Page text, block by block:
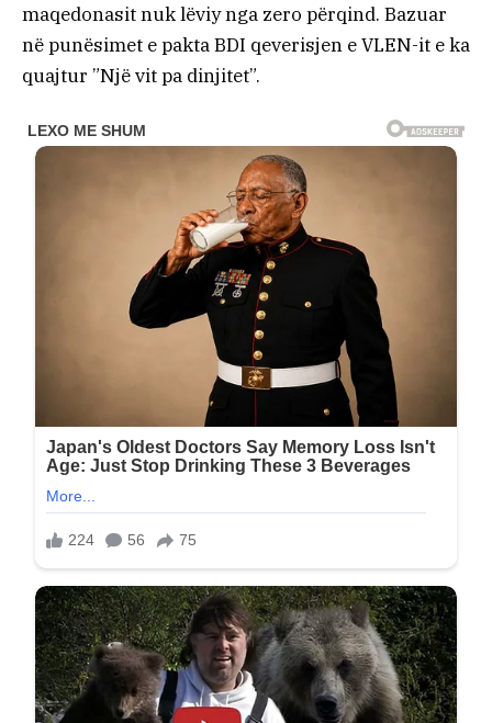
maqedonasit nuk lëviy nga zero përqind. Bazuar
në punësimet e pakta BDI qeverisjen e VLEN-it e ka
quajtur ”Një vit pa dinjitet”.